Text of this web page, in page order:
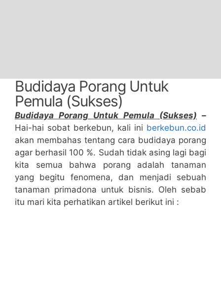
Budidaya Porang Untuk
Pemula (Sukses)
Budidaya Porang Untuk Pemula (Sukses) –
Hai-hai sobat berkebun, kali ini berkebun.co.id
akan membahas tentang cara budidaya porang
agar berhasil 100 %. Sudah tidak asing lagi bagi
kita semua bahwa porang adalah tanaman
yang begitu fenomena, dan menjadi sebuah
tanaman primadona untuk bisnis. Oleh sebab
itu mari kita perhatikan artikel berikut ini :